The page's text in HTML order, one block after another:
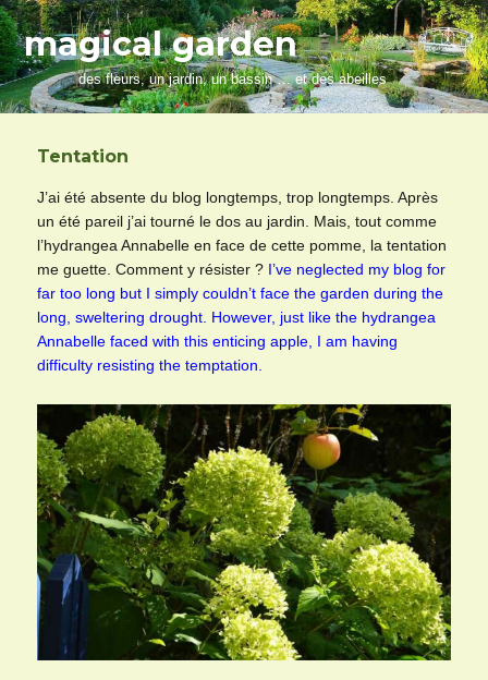
magical garden
des fleurs, un jardin, un bassin … et des abeilles
Tentation
J’ai été absente du blog longtemps, trop longtemps. Après
un été pareil j’ai tourné le dos au jardin. Mais, tout comme
l’hydrangea Annabelle en face de cette pomme, la tentation
me guette. Comment y résister ? I’ve neglected my blog for
far too long but I simply couldn’t face the garden during the
long, sweltering drought. However, just like the hydrangea
Annabelle faced with this enticing apple, I am having
difficulty resisting the temptation.